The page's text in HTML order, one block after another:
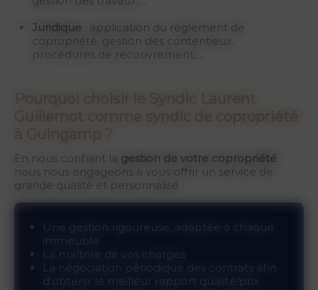
Juridique : application du règlement de
copropriété, gestion des contentieux,
procédures de recouvrement, ...
En nous confiant la gestion de votre copropriété
nous nous engageons à vous offrir un service de
grande qualité et personnalisé :
La maîtrise de vos charges